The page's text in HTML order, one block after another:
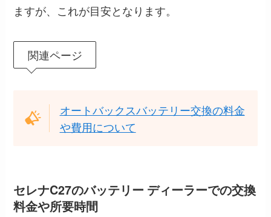
ますが、これが目安となります。
関連ページ
オートバックスバッテリー交換の料金
や費用について
セレナC27のバッテリー ディーラーでの交換
料金や所要時間